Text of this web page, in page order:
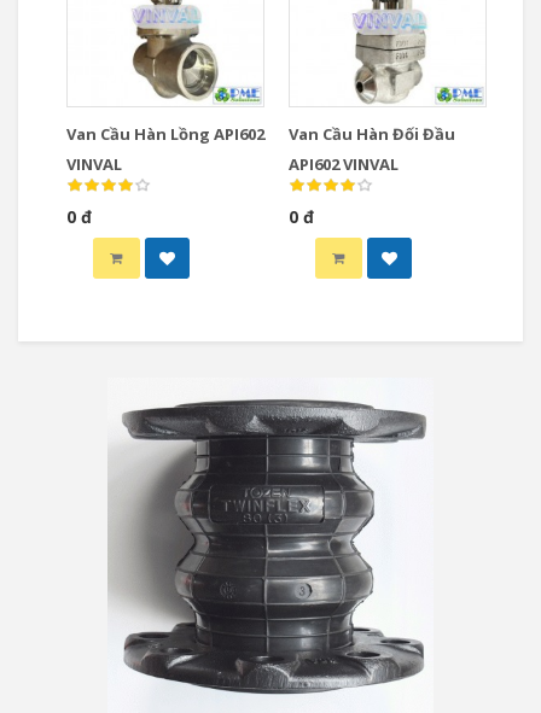
Van Cầu Hàn Lồng API602
VINVAL
0 đ
Van Cầu Hàn Đối Đầu
API602 VINVAL
0 đ